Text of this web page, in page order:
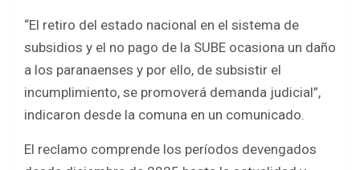
“El retiro del estado nacional en el sistema de
subsidios y el no pago de la SUBE ocasiona un daño
a los paranaenses y por ello, de subsistir el
incumplimiento, se promoverá demanda judicial”,
indicaron desde la comuna en un comunicado.
El reclamo comprende los períodos devengados